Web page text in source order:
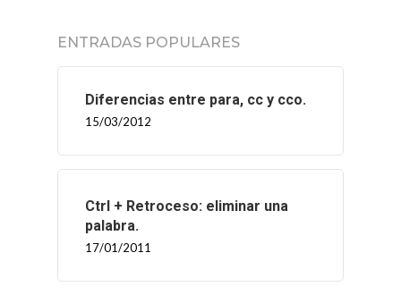
ENTRADAS POPULARES
Diferencias entre para, cc y cco.
15/03/2012
Ctrl + Retroceso: eliminar una
palabra.
17/01/2011